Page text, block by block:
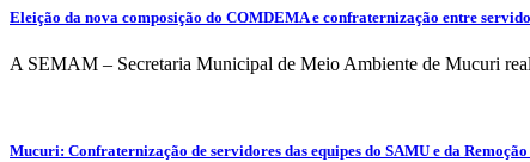
Eleição da nova composição do COMDEMA e confraternização entre
A SEMAM – Secretaria Municipal de Meio Ambiente de Mucuri
Mucuri: Confraternização de servidores das equipes do SAMU e da